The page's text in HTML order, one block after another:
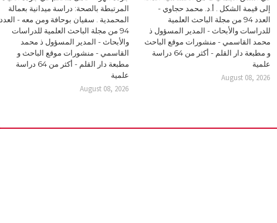
إلى قيمة الشكل . أ.د. محمد حجاوي -
العدد 94 من مجلة الباحث العلمية
للدراسات والأبحاث - المدير المسؤول ذ
محمد القاسمي - منشورات موقع الباحث
و مطبعة دار القلم - أكثر من 64 دراسة
علمية
August 08, 2026
المرتبطة بالصحة: دراسة ميدانية بعمالة
المحمدية . سفيان بوحافة ومن معه - العدد
94 من مجلة الباحث العلمية للدراسات
والأبحاث - المدير المسؤول ذ محمد
القاسمي - منشورات موقع الباحث و
مطبعة دار القلم - أكثر من 64 دراسة
علمية
August 08, 2026